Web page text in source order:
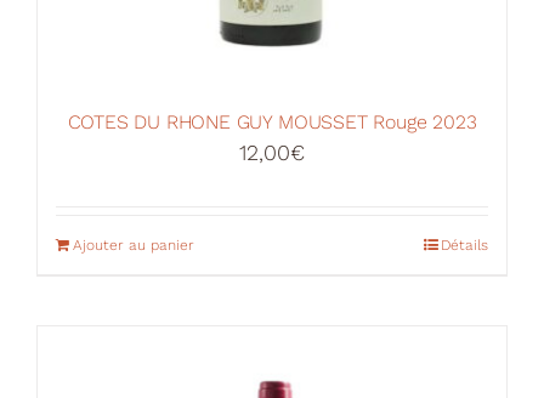
COTES DU RHONE GUY MOUSSET Rouge 2023
12,00€
Ajouter au panier Détails